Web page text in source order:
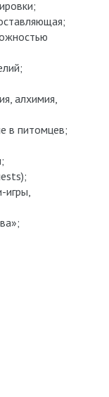
алхимия,
в питомцев;
игры,